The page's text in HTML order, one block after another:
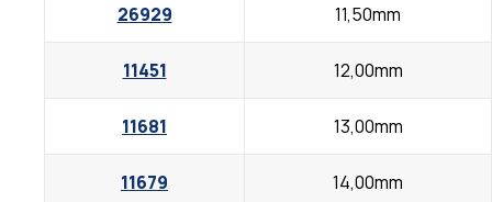
26929 11,50mm
11451 12,00mm
11681 13,00mm
11679 14,00mm